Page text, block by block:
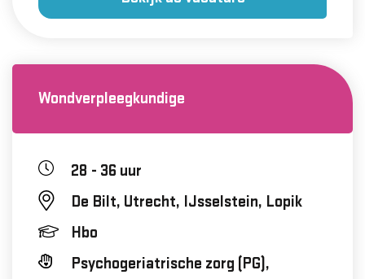
Wondverpleegkundige
28 - 36 uur
De Bilt, Utrecht, IJsselstein, Lopik
Hbo
Psychogeriatrische zorg (PG),